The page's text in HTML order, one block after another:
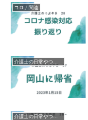
コロナ関連
介護士の日常やつぶやき
介護士の日常やつぶやき